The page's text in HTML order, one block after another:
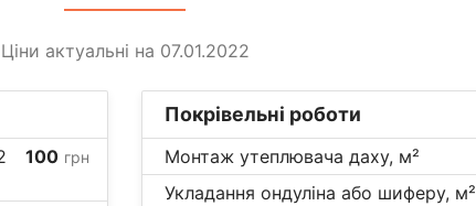
Ціни актуальні на 07.01.2022
100 грн
Покрівельні роботи
Монтаж утеплювача даху, м²
Укладання ондуліна або шиферу, м²